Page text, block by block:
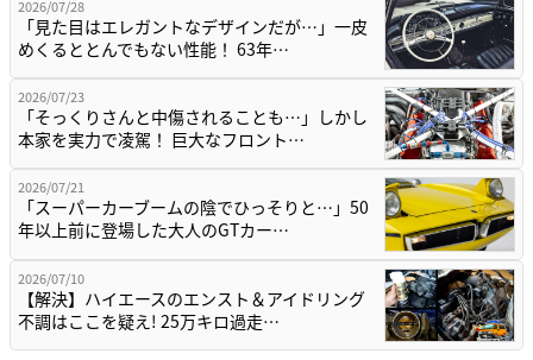
2026/07/28
「見た目はエレガントなデザインだが…」一皮
めくるととんでもない性能！ 63年…
2026/07/23
「そっくりさんと中傷されることも…」しかし
本家を実力で凌駕！ 巨大なフロント…
2026/07/21
「スーパーカーブームの陰でひっそりと…」50
年以上前に登場した大人のGTカー…
2026/07/10
【解決】ハイエースのエンスト＆アイドリング
不調はここを疑え! 25万キロ過走…